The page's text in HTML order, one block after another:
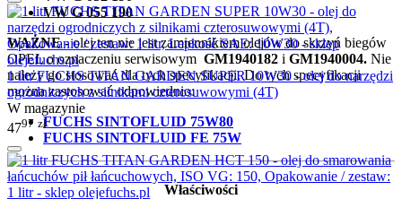
VW G 055 190
WAŻNE -olej ten nie jest zamiennikiem olejów do skrzyń biegów
OPEL o oznaczeniu serwisowym GM1940182 i GM1940004. Nie
należy go stosować dla tych specyfikacji. Do tych specyfikacji
można zastosować odpowiednio:
FUCHS SINTOFLUID 75W80
FUCHS SINTOFLUID FE 75W
Właściwości
1 litr FUCHS TITAN GARDEN SUPER 10W30 - olej do narzędzi
ogrodniczych z silnikami czterosuwowymi (4T)
W magazynie
4797 zł